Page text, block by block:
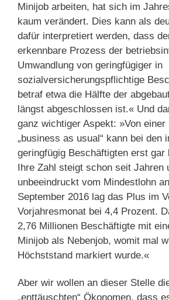
Minijob arbeiten, hat sich im
kaum verändert. Dies kann als
dafür interpretiert werden, dass
erkennbare Prozess der
Umwandlung von geringfügiger in
sozialversicherungspflichtige
betraf etwa die Hälfte der
längst abgeschlossen ist.« Und
ganz wichtiger Aspekt: »Von
„business as usual“ kann bei den
geringfügig Beschäftigten erst gar
Ihre Zahl steigt schon seit Jahren
unbeeindruckt vom Mindestlohn
September 2016 lag das Plus im
Vorjahresmonat bei 4,4 Prozent.
2,76 Millionen Beschäftigte mit
Minijob als Nebenjob, womit mal
Höchststand markiert wurde.«
Aber wir wollen an dieser Stelle
„enttäuschten“ Ökonomen, dass